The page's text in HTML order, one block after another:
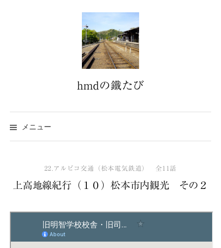
ッ
プ
hmdの鐵たび
メニュー
22.アルピコ交通（松本電気鉄道） 全11話
上高地線紀行（１０）松本市内観光 その２